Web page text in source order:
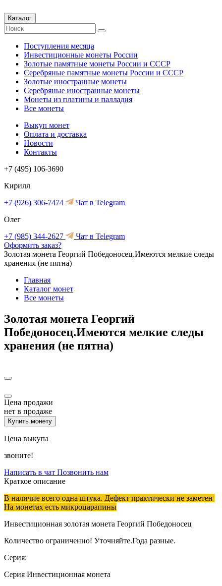
Каталог
Поступления месяца
Инвестиционные монеты России
Золотые памятные монеты России и СССР
Серебряные памятные монеты России и СССР
Золотые иностранные монеты
Серебряные иностранные монеты
Монеты из платины и палладия
Все монеты
Выкуп монет
Оплата и доставка
Новости
Контакты
+7 (495) 106-3690
Кирилл
+7 (926) 306-7474
Чат в Telegram
Олег
+7 (985) 344-2627
Чат в Telegram
Оформить заказ?
Золотая монета Георгий Победоносец.Имеются мелкие следы
хранения (не пятна)
Главная
Каталог монет
Все монеты
Золотая монета Георгий
Победоносец.Имеются мелкие следы
хранения (не пятна)
Цена продажи
нет в продаже
Купить монету
Цена выкупа
звоните!
Написать в чат Позвонить нам
Краткое описание
В наличие всего одна штука. Дефект практически не заметен
На монетах есть микроцарапины
Инвестиционная золотая монета Георгий Победоносец
Количество ограниченно! Уточняйте.Года разные.
Серия:
Серия Инвестиционная монета